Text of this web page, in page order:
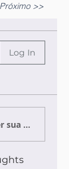
Próximo >>
Log In
sua opinião